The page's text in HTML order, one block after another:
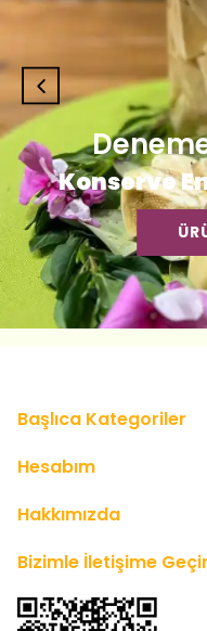
Konserve
Başlıca Kategoriler
Hesabım
Hakkımızda
Bizimle İletişime